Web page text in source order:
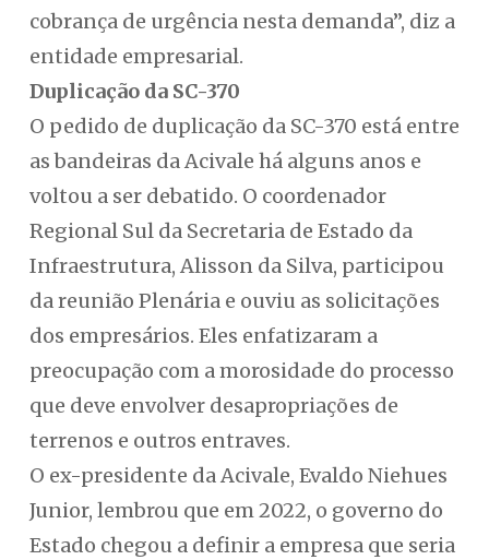
cobrança de urgência nesta demanda”, diz a
entidade empresarial.
Duplicação da SC-370
O pedido de duplicação da SC-370 está entre
as bandeiras da Acivale há alguns anos e
voltou a ser debatido. O coordenador
Regional Sul da Secretaria de Estado da
Infraestrutura, Alisson da Silva, participou
da reunião Plenária e ouviu as solicitações
dos empresários. Eles enfatizaram a
preocupação com a morosidade do processo
que deve envolver desapropriações de
terrenos e outros entraves.
O ex-presidente da Acivale, Evaldo Niehues
Junior, lembrou que em 2022, o governo do
Estado chegou a definir a empresa que seria